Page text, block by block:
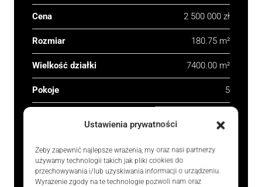
Ustawienia prywatności
Żeby zapewnić najlepsze wrażenia, my oraz nasi partnerzy
używamy technologii takich jak pliki cookies do
przechowywania i/lub uzyskiwania informacji o urządzeniu.
Wyrażenie zgody na te technologie pozwoli nam oraz
Cena 2 500 000 zł
Rozmiar 180.75 m²
Wielkość działki 7400.00 m²
Pokoje 5
Typ
Domy, Nieruchomości
mieszkaniowe